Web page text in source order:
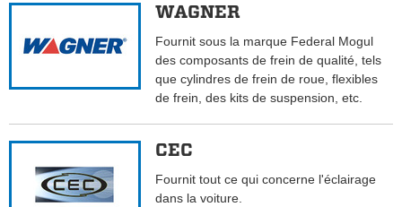
WAGNER
Fournit sous la marque Federal Mogul
des composants de frein de qualité, tels
que cylindres de frein de roue, flexibles
de frein, des kits de suspension, etc.
CEC
Fournit tout ce qui concerne l'éclairage
dans la voiture.